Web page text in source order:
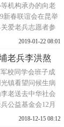
机构承办的向老
新春联谊会在昆举
爱老兵志愿者参
远不会忘记你们，
献军礼。参战老兵
这样的活动非常
2019-01-22 08:01
老兵李洪熬
校同学会班子成
镇看望问候生病
老送去中华社会
公益基金会12月
。祝抗战老兵李老
2018-12-15 08:12